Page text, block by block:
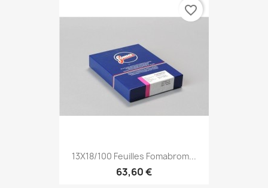
13X18/100 Feuilles Fomabrom...
63,60 €
favorite_border